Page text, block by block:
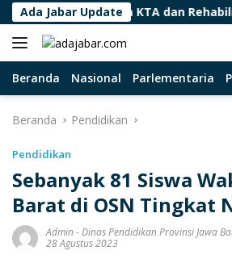
Langsung
ke
konten
Ada Jabar Update
Program KTA dan Rehabilitasi
Beranda Nasional Parlementaria
Beranda Pendidikan
Pendidikan
Sebanyak 81 Siswa
Barat di OSN Tingkat
Admin-Dinas Pendidikan Provinsi Jawa
28 Agustus 2023